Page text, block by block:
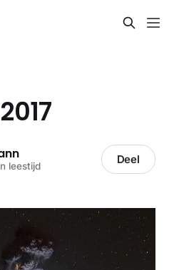
leestijd Deel